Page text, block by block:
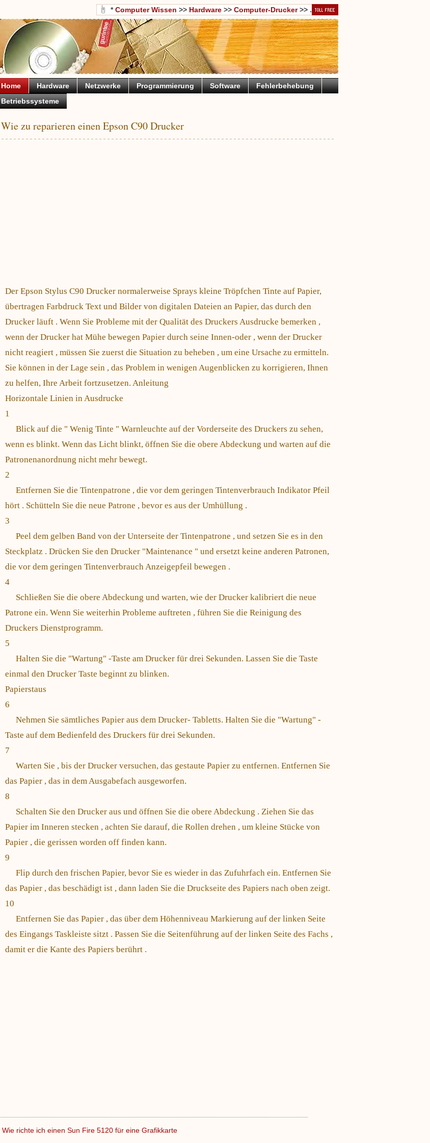
*Computer Wissen >> Hardware>> Computer-Drucker>> .
Home Hardware Netzwerke Programmierung Software
Fehlerbehebung
Betriebssysteme
Wie zu reparieren einen Epson C90 Drucker
Der Epson Stylus C90 Drucker normalerweise Sprays kleine Tröpfchen Tinte auf Papier,
übertragen Farbdruck Text und Bilder von digitalen Dateien an Papier, das durch den
Drucker läuft . Wenn Sie Probleme mit der Qualität des Druckers Ausdrucke bemerken ,
wenn der Drucker hat Mühe bewegen Papier durch seine Innen-oder , wenn der Drucker
nicht reagiert , müssen Sie zuerst die Situation zu beheben , um eine Ursache zu ermitteln.
Sie können in der Lage sein , das Problem in wenigen Augenblicken zu korrigieren, Ihnen
zu helfen, Ihre Arbeit fortzusetzen. Anleitung
Horizontale Linien in Ausdrucke
1
Blick auf die " Wenig Tinte " Warnleuchte auf der Vorderseite des Druckers zu sehen,
wenn es blinkt. Wenn das Licht blinkt, öffnen Sie die obere Abdeckung und warten auf die
Patronenanordnung nicht mehr bewegt.
2
Entfernen Sie die Tintenpatrone , die vor dem geringen Tintenverbrauch Indikator Pfeil
hört . Schütteln Sie die neue Patrone , bevor es aus der Umhüllung .
3
Peel dem gelben Band von der Unterseite der Tintenpatrone , und setzen Sie es in den
Steckplatz . Drücken Sie den Drucker "Maintenance " und ersetzt keine anderen Patronen,
die vor dem geringen Tintenverbrauch Anzeigepfeil bewegen .
4
Schließen Sie die obere Abdeckung und warten, wie der Drucker kalibriert die neue
Patrone ein. Wenn Sie weiterhin Probleme auftreten , führen Sie die Reinigung des
Druckers Dienstprogramm.
5
Halten Sie die "Wartung" -Taste am Drucker für drei Sekunden. Lassen Sie die Taste
einmal den Drucker Taste beginnt zu blinken.
Papierstaus
6
Nehmen Sie sämtliches Papier aus dem Drucker- Tabletts. Halten Sie die "Wartung" -
Taste auf dem Bedienfeld des Druckers für drei Sekunden.
7
Warten Sie , bis der Drucker versuchen, das gestaute Papier zu entfernen. Entfernen Sie
das Papier , das in dem Ausgabefach ausgeworfen.
8
Schalten Sie den Drucker aus und öffnen Sie die obere Abdeckung . Ziehen Sie das
Papier im Inneren stecken , achten Sie darauf, die Rollen drehen , um kleine Stücke von
Papier , die gerissen worden off finden kann.
9
Flip durch den frischen Papier, bevor Sie es wieder in das Zufuhrfach ein. Entfernen Sie
das Papier , das beschädigt ist , dann laden Sie die Druckseite des Papiers nach oben zeigt.
10
Entfernen Sie das Papier , das über dem Höhenniveau Markierung auf der linken Seite
des Eingangs Taskleiste sitzt . Passen Sie die Seitenführung auf der linken Seite des Fachs ,
damit er die Kante des Papiers berührt .
Wie richte ich einen Sun Fire 5120 für eine Grafikkarte